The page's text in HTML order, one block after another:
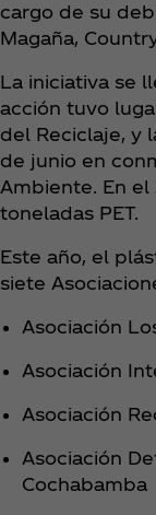
cargo de su
Magaña,
La iniciativa se
acción tuvo
del Reciclaje, y
de junio en
Ambiente. En
toneladas PET.
Este año, el
siete
Asociación
Asociación
Asociación
Asociación
Cochabamba